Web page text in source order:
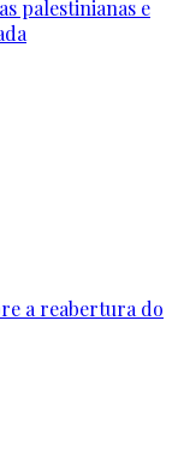
palestinianas e
a reabertura do